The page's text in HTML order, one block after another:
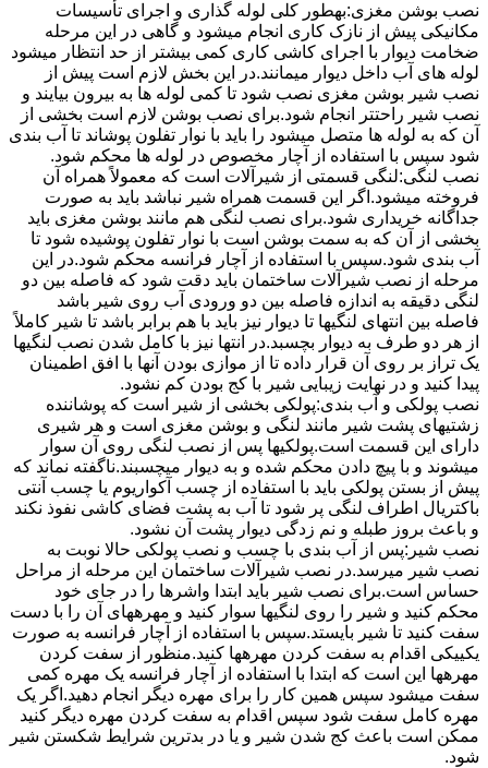
نصب بوشن مغزی:بهطور کلی لوله گذاری و اجرای تأسیسات
مکانیکی پیش از نازک کاری انجام میشود و گاهی در این مرحله
ضخامت دیوار با اجرای کاشی کاری کمی بیشتر از حد انتظار میشود
لوله های آب داخل دیوار میمانند.در این بخش لازم است پیش از
نصب شیر بوشن مغزی نصب شود تا کمی لوله ها به بیرون بیایند و
نصب شیر راحتتر انجام شود.برای نصب بوشن لازم است بخشی از
آن که به لوله ها متصل میشود را باید با نوار تفلون پوشاند تا آب بندی
شود سپس با استفاده از آچار مخصوص در لوله ها محکم شود.
نصب لنگی:لنگی قسمتی از شیرآلات است که معمولاً همراه آن
فروخته میشود.اگر این قسمت همراه شیر نباشد باید به صورت
جداگانه خریداری شود.برای نصب لنگی هم مانند بوشن مغزی باید
بخشی از آن که به سمت بوشن است با نوار تفلون پوشیده شود تا
آب بندی شود.سپس با استفاده از آچار فرانسه محکم شود.در این
مرحله از نصب شیرآلات ساختمان باید دقت شود که فاصله بین دو
لنگی دقیقه به اندازه فاصله بین دو ورودی آب روی شیر باشد
فاصله بین انتهای لنگیها تا دیوار نیز باید با هم برابر باشد تا شیر کاملاً
از هر دو طرف به دیوار بچسبد.در انتها نیز با کامل شدن نصب لنگیها
یک تراز بر روی آن قرار داده تا از موازی بودن آنها با افق اطمینان
پیدا کنید و در نهایت زیبایی شیر با کج بودن کم نشود.
نصب پولکی و آب بندی:پولکی بخشی از شیر است که پوشاننده
زشتیهای پشت شیر مانند لنگی و بوشن مغزی است و هر شیری
دارای این قسمت است.پولکیها پس از نصب لنگی روی آن سوار
میشوند و با پیچ دادن محکم شده و به دیوار میچسبند.ناگفته نماند که
پیش از بستن پولکی باید با استفاده از چسب آکواریوم یا چسب آنتی
باکتریال اطراف لنگی پر شود تا آب به پشت فضای کاشی نفوذ نکند
و باعث بروز طبله و نم زدگی دیوار پشت آن نشود.
نصب شیر:پس از آب بندی با چسب و نصب پولکی حالا نوبت به
نصب شیر میرسد.در نصب شیرآلات ساختمان این مرحله از مراحل
حساس است.برای نصب شیر باید ابتدا واشرها را در جای خود
محکم کنید و شیر را روی لنگیها سوار کنید و مهرههای آن را با دست
سفت کنید تا شیر بایستد.سپس با استفاده از آچار فرانسه به صورت
یکییکی اقدام به سفت کردن مهرهها کنید.منظور از سفت کردن
مهرهها این است که ابتدا با استفاده از آچار فرانسه یک مهره کمی
سفت میشود سپس همین کار را برای مهره دیگر انجام دهید.اگر یک
مهره کامل سفت شود سپس اقدام به سفت کردن مهره دیگر کنید
ممکن است باعث کج شدن شیر و یا در بدترین شرایط شکستن شیر
شود.